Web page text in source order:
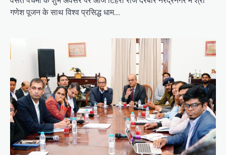
गणेश पूजन के साथ विश्व प्रसिद्ध धाम…